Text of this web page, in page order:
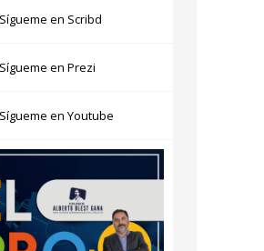
Sígueme en Scribd
Sígueme en Prezi
Sígueme en Youtube